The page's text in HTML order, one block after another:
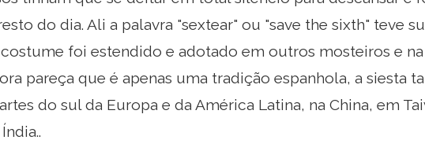
do dia. Ali a palavra "sextear" ou "save the sixth" teve
foi estendido e adotado em outros mosteiros e
pareça que é apenas uma tradição espanhola, a siesta
do sul da Europa e da América Latina, na China, em